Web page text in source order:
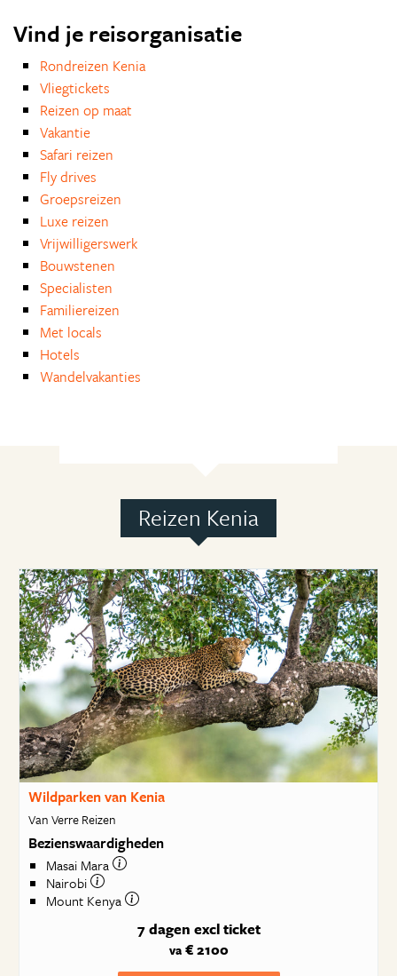
Vind je reisorganisatie
Rondreizen Kenia
Vliegtickets
Reizen op maat
Vakantie
Safari reizen
Fly drives
Groepsreizen
Luxe reizen
Vrijwilligerswerk
Bouwstenen
Specialisten
Familiereizen
Met locals
Hotels
Wandelvakanties
Reizen Kenia
Wildparken van Kenia
Van Verre Reizen
Bezienswaardigheden
Masai Mara
Nairobi
Mount Kenya
7 dagen excl ticket
va€ 2100